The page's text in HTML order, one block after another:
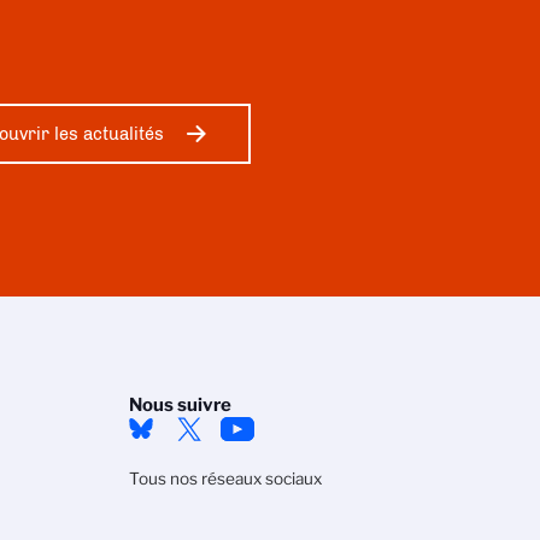
les actualités
Nous suivre
Tous nos réseaux sociaux